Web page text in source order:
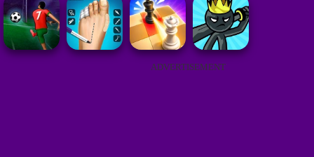
ADVERTISEMENT